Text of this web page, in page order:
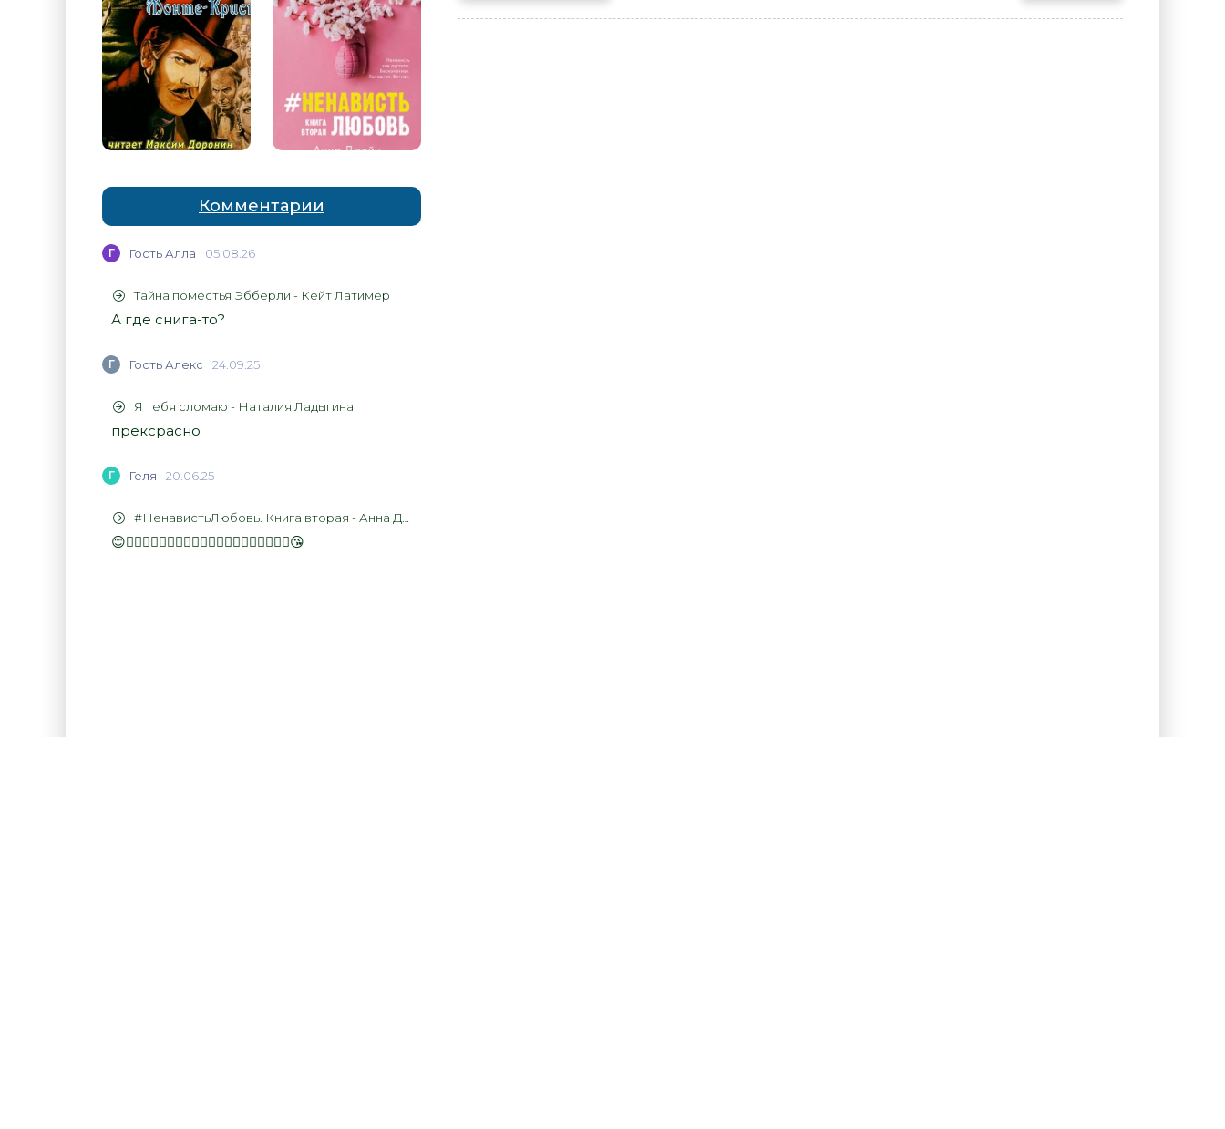
Комментарии
Г Гость Алла 05.08.26
Тайна поместья Эбберли - Кейт Латимер
А где снига-то?
Г Гость Алекс 24.09.25
Я тебя сломаю - Наталия Ладыгина
прексрасно
Г Геля 20.06.25
#НенавистьЛюбовь. Книга вторая - Анна Джейн
😊👍🏻👍🏻👍🏻👍🏻👍🏻👍🏻👍🏻👍🏻👍🏻👍🏻😘